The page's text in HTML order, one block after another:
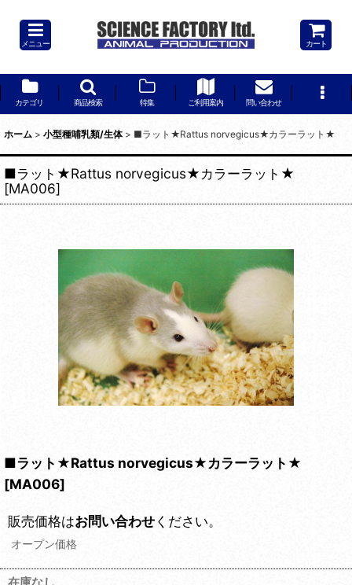
メニュー カート
カテゴリ 商品検索 特集 ご利用案内 問い合わせ
ホーム > 小型種哺乳類/生体 > ■ラット★Rattus norvegicus★カラーラット★
■ラット★Rattus norvegicus★カラーラット★
[MA006]
■ラット★Rattus norvegicus★カラーラット★
[MA006]
販売価格はお問い合わせください。
オープン価格